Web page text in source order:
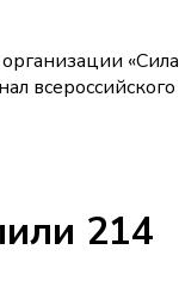
«Сила
всероссийского
214